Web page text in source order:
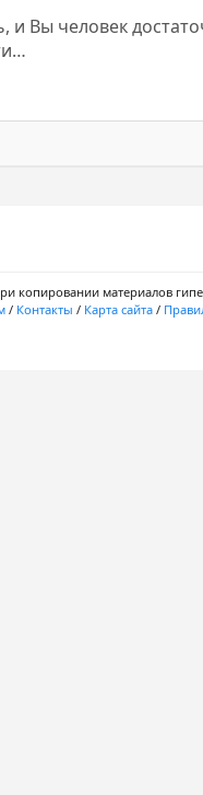
и Вы человек
копировании материалов
/ Контакты / Карта сайта /